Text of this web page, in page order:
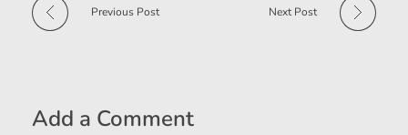
Previous Post Next Post
Add a Comment